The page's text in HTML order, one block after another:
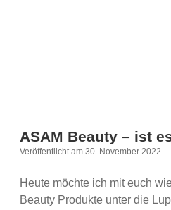
ASAM Beauty – ist
Veröffentlicht am 30. November 2022
Heute möchte ich mit euch
Beauty Produkte unter die